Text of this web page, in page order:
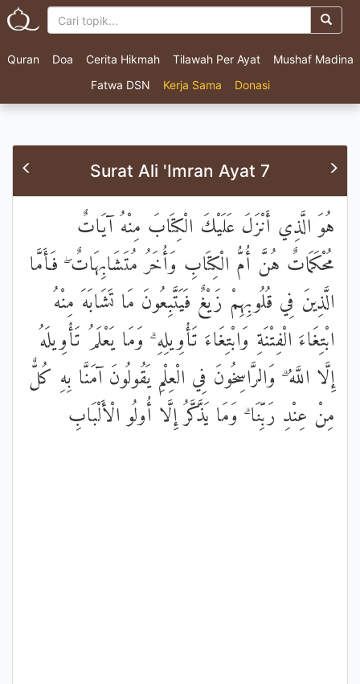
Quran Doa Cerita Hikmah Tilawah Per Ayat
Mushaf Madina
Fatwa DSN
Kerja Sama Donasi
Surat Ali 'Imran Ayat 7
هُوَ الَّذِي أَنْزَلَ عَلَيْكَ الْكِتَابَ مِنْهُ آيَاتٌ
مُحْكَمَاتٌ هُنَّ أُمُّ الْكِتَابِ وَأُخَرُ مُتَشَابِهَاتٌ ۖ فَأَمَّا
الَّذِينَ فِي قُلُوبِهِمْ زَيْغٌ فَيَتَّبِعُونَ مَا تَشَابَهَ مِنْهُ
ابْتِغَاءَ الْفِتْنَةِ وَابْتِغَاءَ تَأْوِيلِهِ ۗ وَمَا يَعْلَمُ تَأْوِيلَهُ
إِلَّا اللَّهُ ۗ وَالرَّاسِخُونَ فِي الْعِلْمِ يَقُولُونَ آمَنَّا بِهِ كُلٌّ
مِنْ عِنْدِ رَبِّنَا ۗ وَمَا يَذَّكَّرُ إِلَّا أُولُو الْأَلْبَابِ